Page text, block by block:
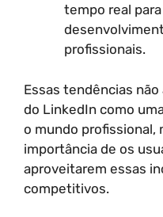
tempo real
profissionais.
Essas tendências
do LinkedIn como
o mundo profissional,
importância de os
aproveitarem essas
competitivos.